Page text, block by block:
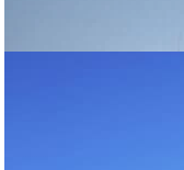
Sunworld